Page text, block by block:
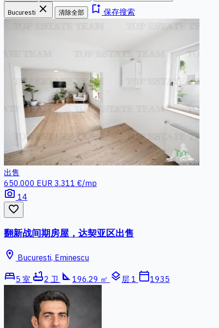
Bucuresti close 清除全部 bookmark_add 保存搜索
出售
650.000 EUR 3.311 €/mp
photo_camera 14
favorite_border
翻新战间期房屋，达契亚区出售
location_on Bucuresti, Eminescu
bed5 室 bathtub2 卫 square_foot 196.29 ㎡ layers 层 1 calendar_today1935